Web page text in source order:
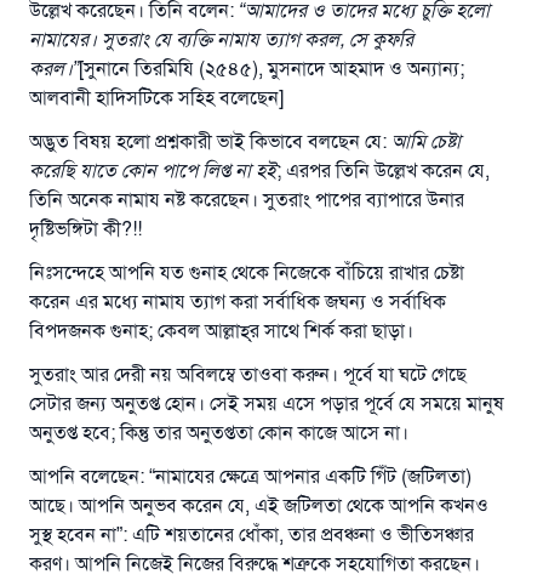
উল্লেখ করেছেন। তিনি বলেন: “আমাদের ও তাদের মধ্যে চুক্তি হলো
নামাযের। সুতরাং যে ব্যক্তি নামায ত্যাগ করল, সে কুফরি
করল।”[সুনানে তিরমিযি (২৫৪৫), মুসনাদে আহমাদ ও অন্যান্য;
আলবানী হাদিসটিকে সহিহ বলেছেন]
অদ্ভুত বিষয় হলো প্রশ্নকারী ভাই কিভাবে বলছেন যে: আমি চেষ্টা
করেছি যাতে কোন পাপে লিপ্ত না হই; এরপর তিনি উল্লেখ করেন যে,
তিনি অনেক নামায নষ্ট করেছেন। সুতরাং পাপের ব্যাপারে উনার
দৃষ্টিভঙ্গিটা কী?!!
নিঃসন্দেহে আপনি যত গুনাহ থেকে নিজেকে বাঁচিয়ে রাখার চেষ্টা
করেন এর মধ্যে নামায ত্যাগ করা সর্বাধিক জঘন্য ও সর্বাধিক
বিপদজনক গুনাহ; কেবল আল্লাহ্‌র সাথে শির্ক করা ছাড়া।
সুতরাং আর দেরী নয় অবিলম্বে তাওবা করুন। পূর্বে যা ঘটে গেছে
সেটার জন্য অনুতপ্ত হোন। সেই সময় এসে পড়ার পূর্বে যে সময়ে মানুষ
অনুতপ্ত হবে; কিন্তু তার অনুতপ্ততা কোন কাজে আসে না।
আপনি বলেছেন: “নামাযের ক্ষেত্রে আপনার একটি গিঁট (জটিলতা)
আছে। আপনি অনুভব করেন যে, এই জটিলতা থেকে আপনি কখনও
সুস্থ হবেন না”: এটি শয়তানের ধোঁকা, তার প্রবঞ্চনা ও ভীতিসঞ্চার
করণ। আপনি নিজেই নিজের বিরুদ্ধে শত্রুকে সহযোগিতা করছেন।
উত্তর নম্বর ১১০৮৪৫ একটি বিবাহ রক্ষা
করেছিল।
উম্মাহকে উত্তর দিতে আমাদেরকে সহযোগিতা করুন
রাসূল সাল্লাল্লাহু আলাইহি ওয়া সাল্লাম বলেছেন
যে ব্যক্তি সৎ কর্মের পথ দেখাবে সে সৎকর্মকারীর সমান
সওয়াব পাবে
(সহিহ মুসলিম; ১৮৯৩)